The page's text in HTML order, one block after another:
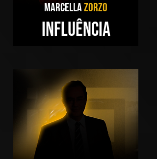
MARCELLAZORZO
INFLUÊNCIA